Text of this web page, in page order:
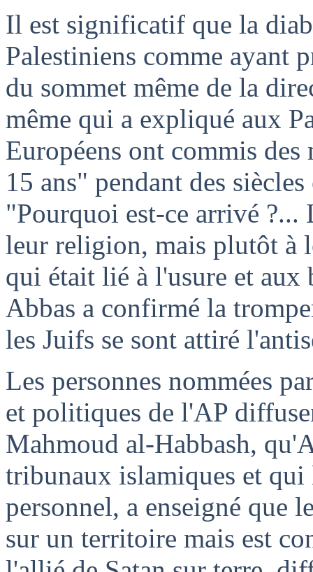
Il est significatif que la
Palestiniens comme ayant
du sommet même de la
même qui a expliqué aux
Européens ont commis des
15 ans" pendant des
"Pourquoi est-ce arrivé ?...
leur religion, mais plutôt à
qui était lié à l'usure et aux
Abbas a confirmé la
les Juifs se sont attiré
Les personnes nommées
et politiques de l'AP
Mahmoud al-Habbash,
tribunaux islamiques et
personnel, a enseigné que
sur un territoire mais est